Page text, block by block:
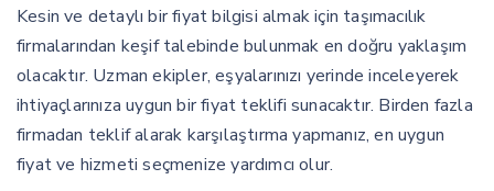
Kesin ve detaylı bir fiyat bilgisi almak için taşımacılık
firmalarından keşif talebinde bulunmak en doğru yaklaşım
olacaktır. Uzman ekipler, eşyalarınızı yerinde inceleyerek
ihtiyaçlarınıza uygun bir fiyat teklifi sunacaktır. Birden fazla
firmadan teklif alarak karşılaştırma yapmanız, en uygun
fiyat ve hizmeti seçmenize yardımcı olur.